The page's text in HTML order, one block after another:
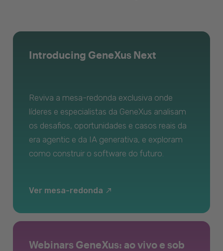
Introducing GeneXus Next
Reviva a mesa-redonda exclusiva onde
líderes e especialistas da GeneXus analisam
os desafios, oportunidades e casos reais da
era agentic e da IA generativa, e exploram
como construir o software do futuro.
Ver mesa-redonda
Webinars GeneXus: ao vivo e sob